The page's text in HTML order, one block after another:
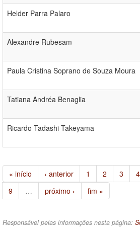
Helder Parra Palaro
Alexandre Rubesam
Paula Cristina Soprano de Souza Moura
Tatiana Andréa Benaglia
Ricardo Tadashi Takeyama
« início ‹ anterior 1 2 3 4
9
… próximo › fim »
Responsável pelas informações nesta página: